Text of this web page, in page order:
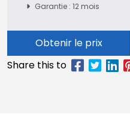
Garantie : 12 mois
Obtenir le prix